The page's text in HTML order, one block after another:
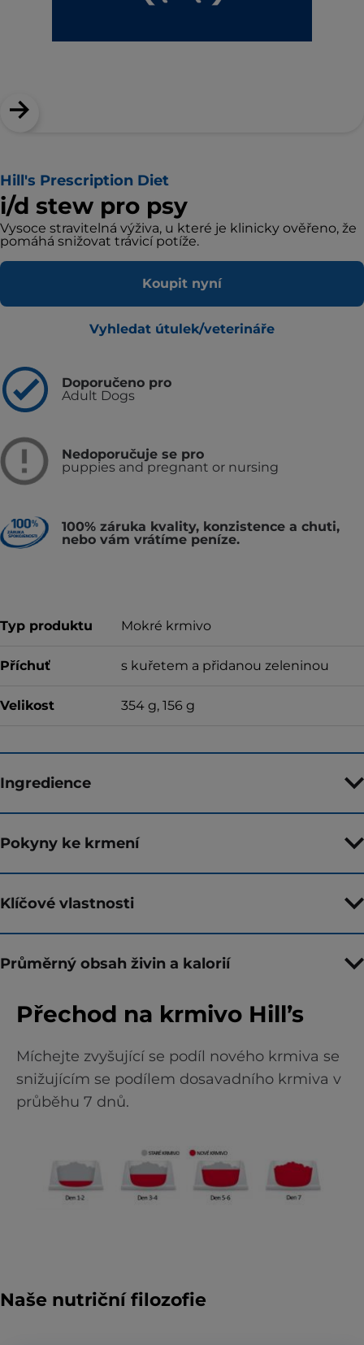
Hill's Prescription Diet
i/d stew pro psy
Vysoce stravitelná výživa, u které je klinicky ověřeno, že
pomáhá snižovat trávicí potíže.
Koupit nyní
Vyhledat útulek/veterináře
Doporučeno pro
Adult Dogs
Nedoporučuje se pro
puppies and pregnant or nursing
100% záruka kvality, konzistence a chuti,
nebo vám vrátíme peníze.
Typ produktu Mokré krmivo
Příchuť s kuřetem a přidanou zeleninou
Velikost 354 g, 156 g
Ingredience
Pokyny ke krmení
Klíčové vlastnosti
Průměrný obsah živin a kalorií
Přechod na krmivo Hill’s
Míchejte zvyšující se podíl nového krmiva se
snižujícím se podílem dosavadního krmiva v
průběhu 7 dnů.
Naše nutriční filozofie